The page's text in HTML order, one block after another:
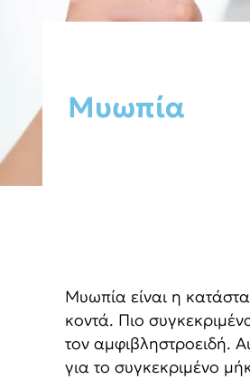
Μυωπία
Μυωπία είναι η
κοντά. Πιο
τον αμφιβληστροειδή.
για το συγκεκριμένο